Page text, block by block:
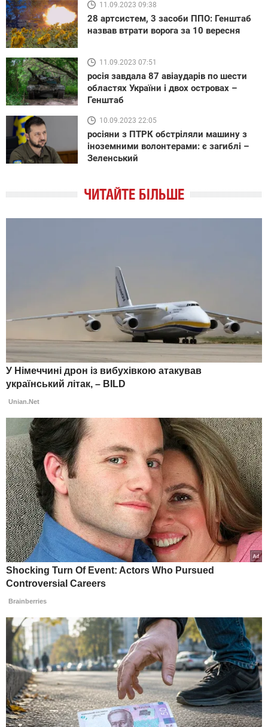
11.09.2023 09:38
28 артсистем, 3 засоби ППО: Генштаб
назвав втрати ворога за 10 вересня
11.09.2023 07:51
росія завдала 87 авіаударів по шести
областях України і двох островах –
Генштаб
10.09.2023 22:05
росіяни з ПТРК обстріляли машину з
іноземними волонтерами: є загиблі –
Зеленський
ЧИТАЙТЕ БІЛЬШЕ